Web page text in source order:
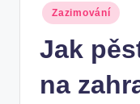
Posted
in
Zazimování
Jak
na